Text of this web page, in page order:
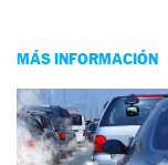
MÁS INFORMACIÓN